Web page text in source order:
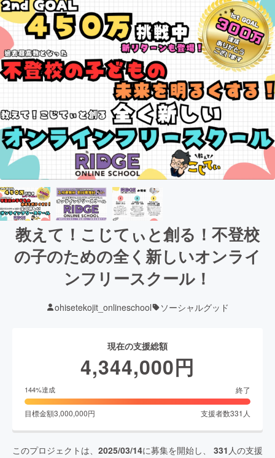
教えて！こじてぃと創る！不登校
の子のための全く新しいオンライ
ンフリースクール！
ohisetekojit_onlineschool ソーシャルグッド
現在の支援総額
4,344,000円
144%達成 終了
目標金額3,000,000円 支援者数331 人
このプロジェクトは、 2025/03/14に募集を開始し、 331 人の支援